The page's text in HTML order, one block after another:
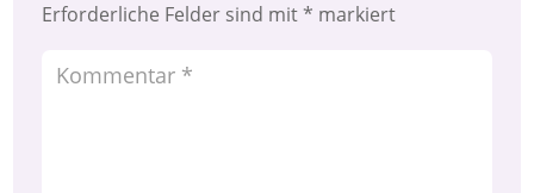
Erforderliche Felder sind mit* markiert